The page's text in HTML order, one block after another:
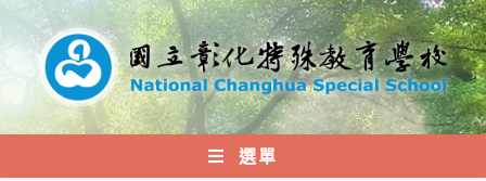
內
選單